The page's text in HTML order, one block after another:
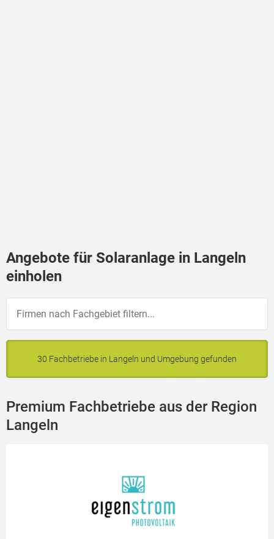
Angebote für Solaranlage in Langeln
einholen
30 Fachbetriebe in Langeln und Umgebung gefunden
Premium Fachbetriebe aus der Region
Langeln